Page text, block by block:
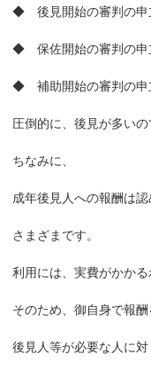
◆ 後見開始の審判の申
◆ 保佐開始の審判の申
◆ 補助開始の審判の申
圧倒的に、後見が多いの
ちなみに、
成年後見人への報酬は
さまざまです。
利用には、実費がかかる
そのため、御自身で報酬
後見人等が必要な人に対